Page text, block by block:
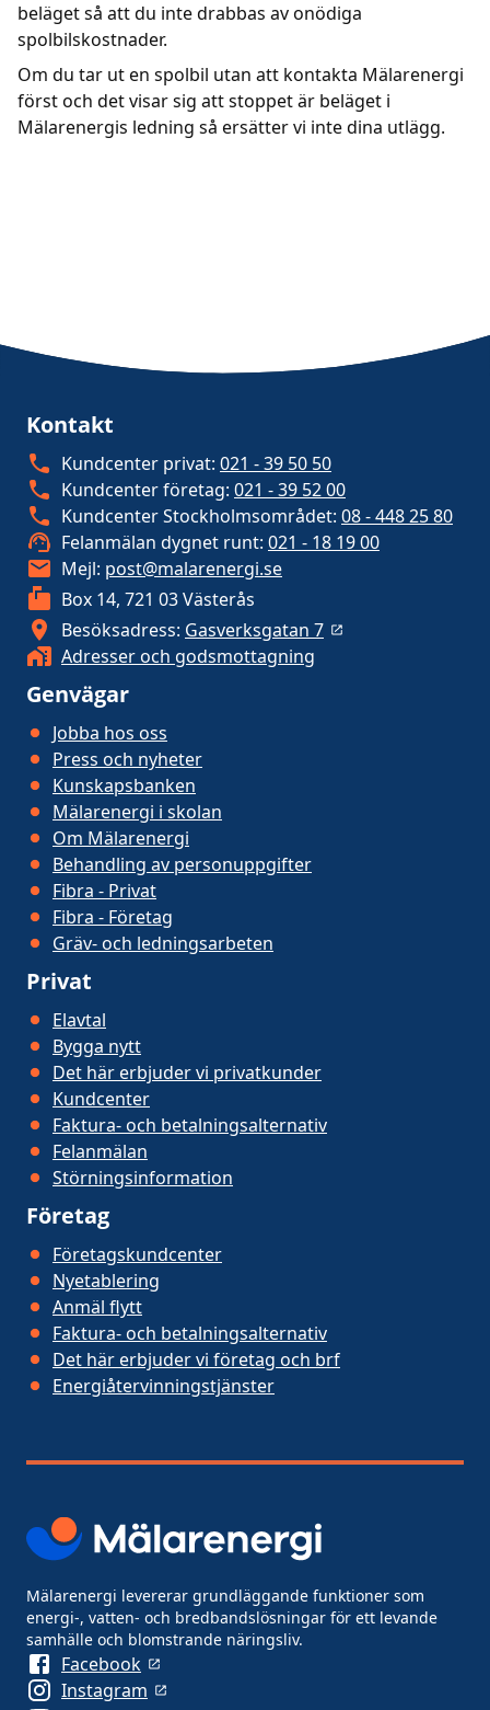
beläget så att du inte drabbas av onödiga
spolbilskostnader.
Om du tar ut en spolbil utan att kontakta Mälarenergi
först och det visar sig att stoppet är beläget i
Mälarenergis ledning så ersätter vi inte dina utlägg.
Kontakt
Kundcenter privat: 021 - 39 50 50
Kundcenter företag: 021 - 39 52 00
Kundcenter Stockholmsområdet: 08 - 448 25 80
Felanmälan dygnet runt: 021 - 18 19 00
Mejl: post@malarenergi.se
Box 14, 721 03 Västerås
Besöksadress: Gasverksgatan 7
Adresser och godsmottagning
Genvägar
Jobba hos oss
Press och nyheter
Kunskapsbanken
Mälarenergi i skolan
Om Mälarenergi
Behandling av personuppgifter
Fibra - Privat
Fibra - Företag
Gräv- och ledningsarbeten
Privat
Elavtal
Bygga nytt
Det här erbjuder vi privatkunder
Kundcenter
Faktura- och betalningsalternativ
Felanmälan
Störningsinformation
Företag
Företagskundcenter
Nyetablering
Anmäl flytt
Faktura- och betalningsalternativ
Det här erbjuder vi företag och brf
Energiåtervinningstjänster
Mälarenergi levererar grundläggande funktioner som
energi-, vatten- och bredbandslösningar för ett levande
samhälle och blomstrande näringsliv.
Facebook
Instagram